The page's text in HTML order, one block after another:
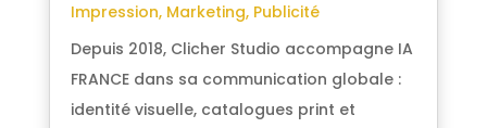
Impression, Marketing, Publicité
Depuis 2018, Clicher Studio accompagne IA
FRANCE dans sa communication globale :
identité visuelle, catalogues print et